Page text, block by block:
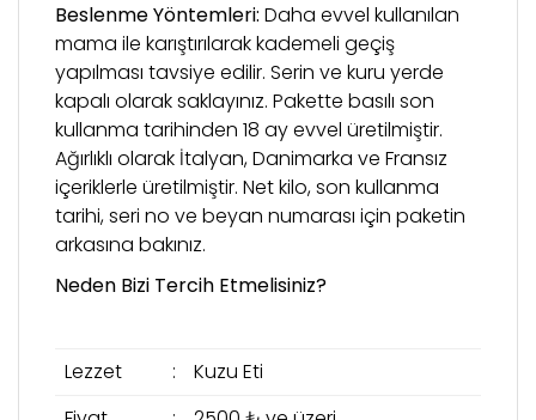
Beslenme Yöntemleri: Daha evvel kullanılan
mama ile karıştırılarak kademeli geçiş
yapılması tavsiye edilir. Serin ve kuru yerde
kapalı olarak saklayınız. Pakette basılı son
kullanma tarihinden 18 ay evvel üretilmiştir.
Ağırlıklı olarak İtalyan, Danimarka ve Fransız
içeriklerle üretilmiştir. Net kilo, son kullanma
tarihi, seri no ve beyan numarası için paketin
arkasına bakınız.
Neden Bizi Tercih Etmelisiniz?
Lezzet :
Kuzu Eti